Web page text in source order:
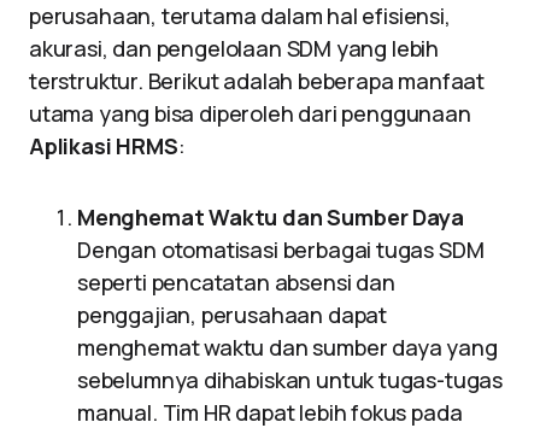
perusahaan, terutama dalam hal efisiensi,
akurasi, dan pengelolaan SDM yang lebih
terstruktur. Berikut adalah beberapa manfaat
utama yang bisa diperoleh dari penggunaan
Aplikasi HRMS:
Menghemat Waktu dan Sumber Daya
Dengan otomatisasi berbagai tugas SDM
seperti pencatatan absensi dan
penggajian, perusahaan dapat
menghemat waktu dan sumber daya yang
sebelumnya dihabiskan untuk tugas-tugas
manual. Tim HR dapat lebih fokus pada